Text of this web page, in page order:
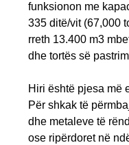
funksionon me
335 ditë/vit (67,000
rreth 13.400 m3
dhe tortës së
Hiri është pjesa më
Për shkak të
dhe metaleve të
ose ripërdoret në